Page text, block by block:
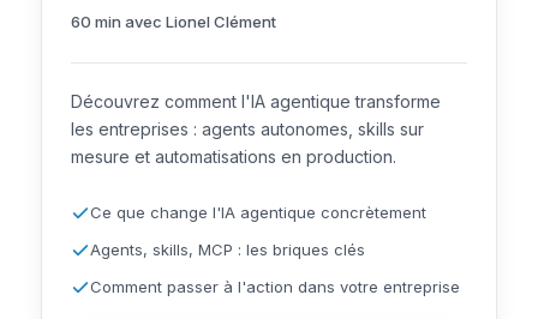
60 min avec Lionel Clément
Découvrez comment l'IA agentique transforme
les entreprises : agents autonomes, skills sur
mesure et automatisations en production.
Ce que change l'IA agentique concrètement
Agents, skills, MCP : les briques clés
Comment passer à l'action dans votre entreprise